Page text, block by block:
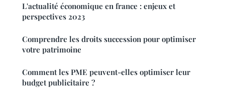
L'actualité économique en france : enjeux et
perspectives 2023
Comprendre les droits succession pour optimiser
votre patrimoine
Comment les PME peuvent-elles optimiser leur
budget publicitaire ?